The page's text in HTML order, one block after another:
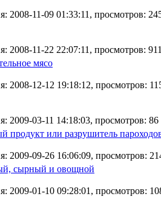
2008-11-09 01:33:11, просмотров:
2008-11-22 22:07:11, просмотров:
мясо
2008-12-12 19:18:12, просмотров:
2009-03-11 14:18:03, просмотров: 86
продукт или разрушитель
2009-09-26 16:06:09, просмотров:
сырный и овощной
2009-01-10 09:28:01, просмотров: